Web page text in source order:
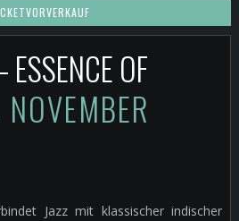
OF
Jazz mit klassischer indischer